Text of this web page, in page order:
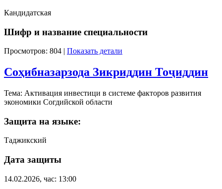
Кандидатская
Шифр и название специальности
Просмотров: 804 | Показать детали
Соҳибназарзода Зикриддин Тоҷиддин
Тема: Активация инвестици в системе факторов развития
экономики Согдийской области
Защита на языке:
Таджикский
Дата защиты
14.02.2026, час: 13:00